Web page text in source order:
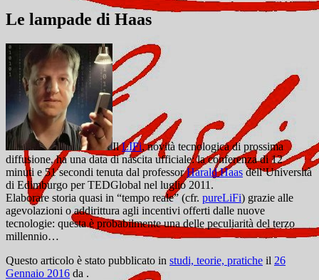
Le lampade di Haas
IlLIFi, novità tecnologica di prossima
diffusione, ha una data di nascita ufficiale: la conferenza di 12
minuti e 51 secondi tenuta dal professorHarald Haasdell’Università
di Edimburgo per TEDGlobal nel luglio 2011.
Elaborare storia quasi in “tempo reale” (cfr. pureLiFi) grazie alle
agevolazioni o addirittura agli incentivi offerti dalle nuove
tecnologie: questa è probabilmente una delle peculiarità del terzo
millennio…
Questo articolo è stato pubblicato in studi, teorie, pratiche il 26
Gennaio 2016 da .